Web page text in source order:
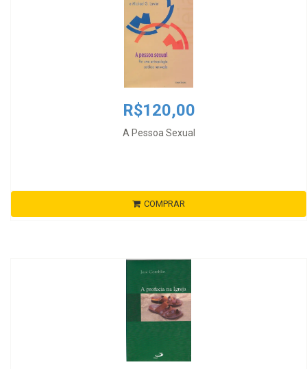
R$120,00
A Pessoa Sexual
COMPRAR